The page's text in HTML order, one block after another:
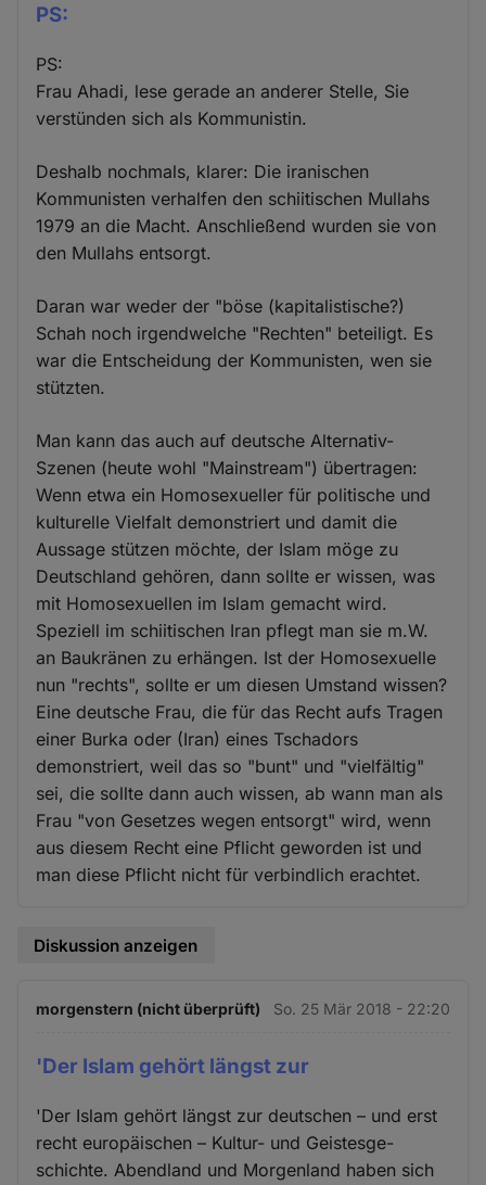
PS:
PS:
Frau Ahadi, lese gerade an anderer Stelle, Sie
verstünden sich als Kommunistin.
Deshalb nochmals, klarer: Die iranischen
Kommunisten verhalfen den schiitischen Mullahs
1979 an die Macht. Anschließend wurden sie von
den Mullahs entsorgt.
Daran war weder der "böse (kapitalistische?)
Schah noch irgendwelche "Rechten" beteiligt. Es
war die Entscheidung der Kommunisten, wen sie
stützten.
Man kann das auch auf deutsche Alternativ-
Szenen (heute wohl "Mainstream") übertragen:
Wenn etwa ein Homosexueller für politische und
kulturelle Vielfalt demonstriert und damit die
Aussage stützen möchte, der Islam möge zu
Deutschland gehören, dann sollte er wissen, was
mit Homosexuellen im Islam gemacht wird.
Speziell im schiitischen Iran pflegt man sie m.W.
an Baukränen zu erhängen. Ist der Homosexuelle
nun "rechts", sollte er um diesen Umstand wissen?
Eine deutsche Frau, die für das Recht aufs Tragen
einer Burka oder (Iran) eines Tschadors
demonstriert, weil das so "bunt" und "vielfältig"
sei, die sollte dann auch wissen, ab wann man als
Frau "von Gesetzes wegen entsorgt" wird, wenn
aus diesem Recht eine Pflicht geworden ist und
man diese Pflicht nicht für verbindlich erachtet.
Diskussion anzeigen
morgenstern (nicht überprüft) So. 25 Mär 2018 - 22:20
'Der Islam gehört längst zur
'Der Islam gehört längst zur deutschen – und erst
recht europäischen – Kultur- und Geistesge-
schichte. Abendland und Morgenland haben sich